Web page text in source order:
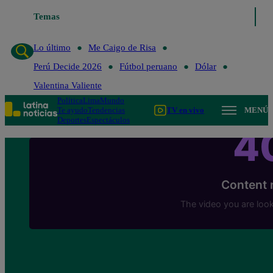
Temas
Lo último
Me Caigo de Risa
Perú Decide 2026
Fútbol peruano
Dólar
Valentina Valiente
PolíticaLimaMundo
Te ayudoTendencias
DeportesEspectáculos
TV en vivo MENÚ